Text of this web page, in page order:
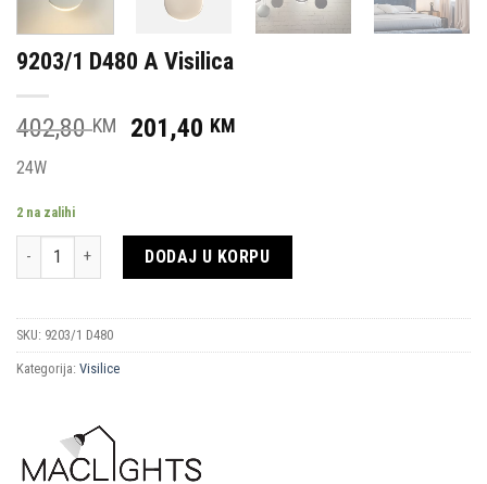
9203/1 D480 A Visilica
402,80KM
Original
201,40 KM
24W
2 na zalihi
Količina DODAJ U KORPU
SKU: 9203/1 D480
Kategorija: Visilice